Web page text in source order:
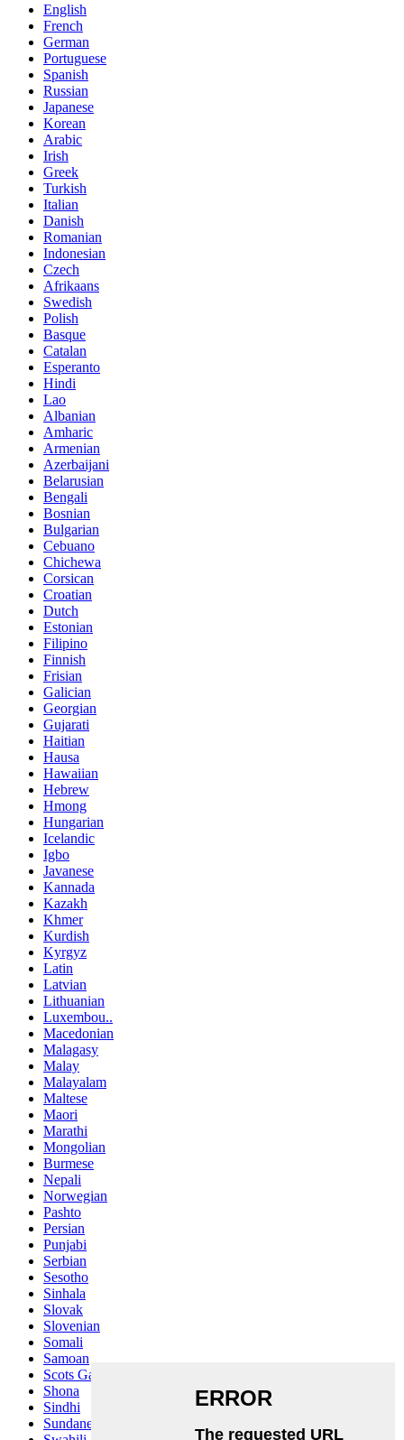
English
French
German
Portuguese
Spanish
Russian
Japanese
Korean
Arabic
Irish
Greek
Turkish
Italian
Danish
Romanian
Indonesian
Czech
Afrikaans
Swedish
Polish
Basque
Catalan
Esperanto
Hindi
Lao
Albanian
Amharic
Armenian
Azerbaijani
Belarusian
Bengali
Bosnian
Bulgarian
Cebuano
Chichewa
Corsican
Croatian
Dutch
Estonian
Filipino
Finnish
Frisian
Galician
Georgian
Gujarati
Haitian
Hausa
Hawaiian
Hebrew
Hmong
Hungarian
Icelandic
Igbo
Javanese
Kannada
Kazakh
Khmer
Kurdish
Kyrgyz
Latin
Latvian
Lithuanian
Luxembou..
Macedonian
Malagasy
Malay
Malayalam
Maltese
Maori
Marathi
Mongolian
Burmese
Nepali
Norwegian
Pashto
Persian
Punjabi
Serbian
Sesotho
Sinhala
Slovak
Slovenian
Somali
Samoan
Scots Gaelic
Shona
Sindhi
Sundanese